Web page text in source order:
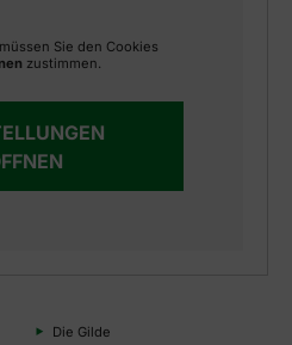
Sie den Cookies
zustimmen.
Die Gilde